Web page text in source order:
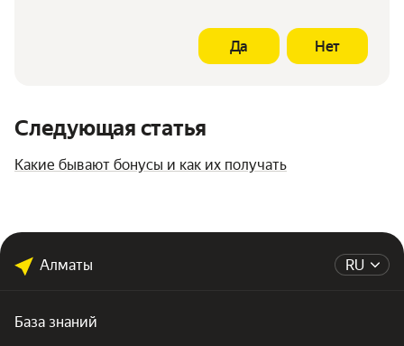
Да Нет
Следующая статья
Какие бывают бонусы и как их получать
RU
Алматы
База знаний